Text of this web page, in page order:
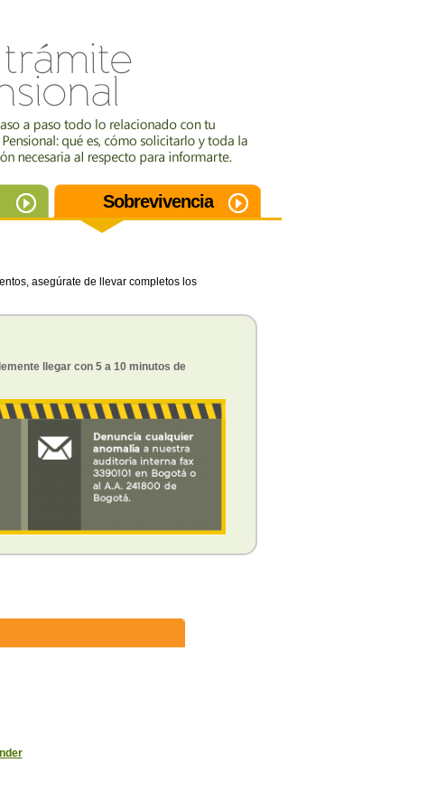
Sobrevivencia
asegúrate de llevar completos los
llegar con 5 a 10 minutos de